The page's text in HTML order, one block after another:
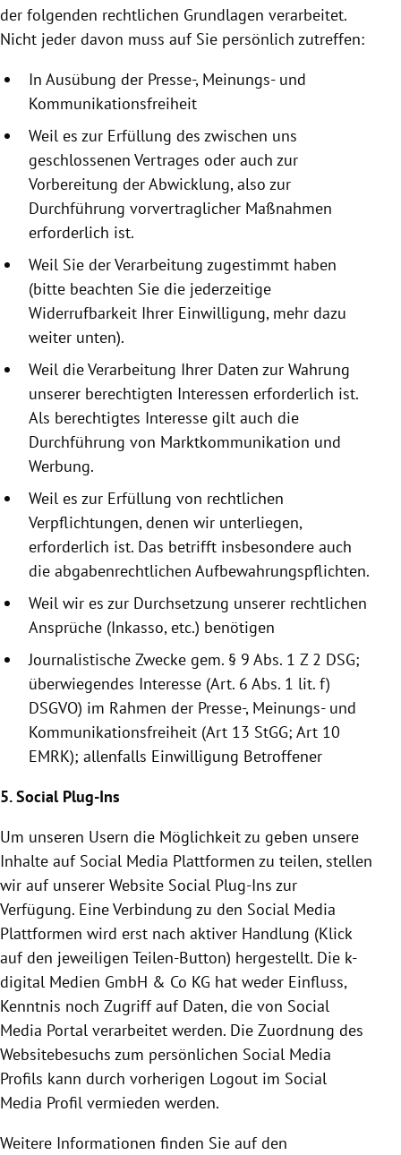
der folgenden rechtlichen Grundlagen verarbeitet.
Nicht jeder davon muss auf Sie persönlich zutreffen:
In Ausübung der Presse-, Meinungs- und
Kommunikationsfreiheit
Weil es zur Erfüllung des zwischen uns
geschlossenen Vertrages oder auch zur
Vorbereitung der Abwicklung, also zur
Durchführung vor­vertraglicher Maßnahmen
erforderlich ist.
Weil Sie der Verarbeitung zugestimmt haben
(bitte beachten Sie die jeder­zeitige
Widerrufbarkeit Ihrer Einwilligung, mehr dazu
weiter unten).
Weil die Verarbeitung Ihrer Daten zur Wahrung
unserer berechtigten Interessen erforderlich ist.
Als berechtigtes Interesse gilt auch die
Durchführung von Marktkommunikation und
Werbung.
Weil es zur Erfüllung von rechtlichen
Verpflichtungen, denen wir unterliegen,
erforderlich ist. Das betrifft insbesondere auch
die abgabenrechtlichen Aufbewahrungspflichten.
Weil wir es zur Durchsetzung unserer rechtlichen
Ansprüche (Inkasso, etc.) benötigen
Journalistische Zwecke gem. § 9 Abs. 1 Z 2 DSG;
überwiegendes Interesse (Art. 6 Abs. 1 lit. f)
DSGVO) im Rahmen der Presse-, Meinungs- und
Kommunikationsfreiheit (Art 13 StGG; Art 10
EMRK); allenfalls Einwilligung Betroffener
5. Social Plug-Ins
Um unseren Usern die Möglichkeit zu geben unsere
Inhalte auf Social Media Plattformen zu teilen, stellen
wir auf unserer Website Social Plug-Ins zur
Verfügung. Eine Verbindung zu den Social Media
Plattformen wird erst nach aktiver Handlung (Klick
auf den jeweiligen Teilen-Button) hergestellt. Die k-
digital Medien GmbH & Co KG hat weder Einfluss,
Kenntnis noch Zugriff auf Daten, die von Social
Media Portal verarbeitet werden. Die Zuordnung des
Websitebesuchs zum persönlichen Social Media
Profils kann durch vorherigen Logout im Social
Media Profil vermieden werden.
Weitere Informationen finden Sie auf den